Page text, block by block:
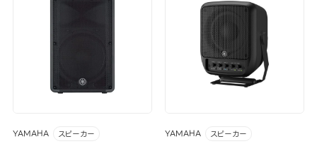
YAMAHA スピーカー YAMAHA スピーカー